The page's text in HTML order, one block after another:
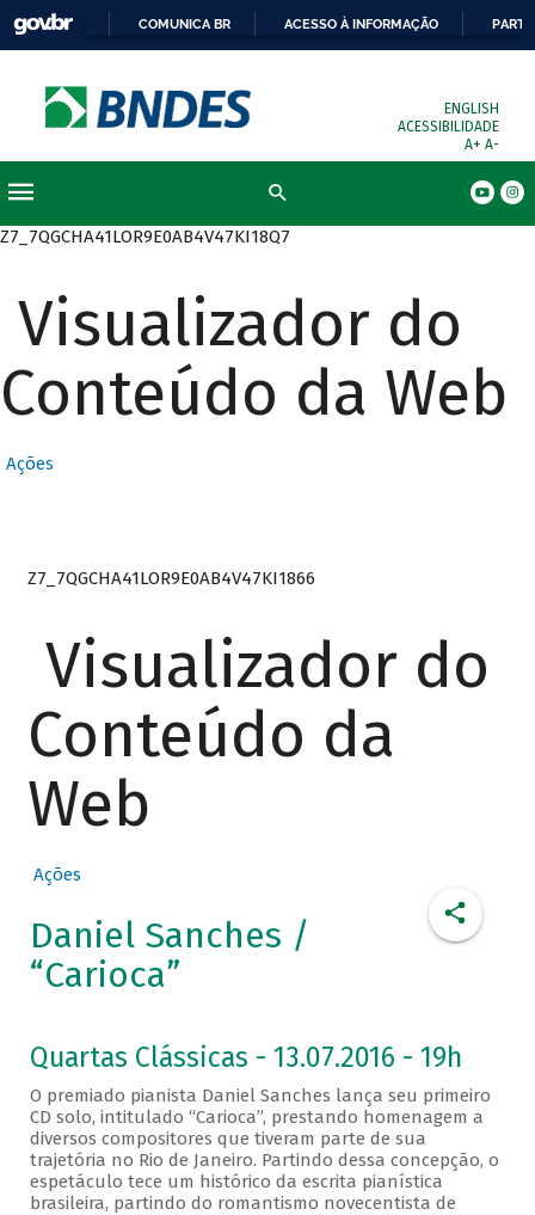
COMUNICA BR ACESSO À INFORMAÇÃO
ENGLISH
ACESSIBILIDADE
A+ A-
Z7_7QGCHA41LOR9E0AB4V47KI18Q7
Visualizador do
Conteúdo da Web
Ações
Z7_7QGCHA41LOR9E0AB4V47KI1866
Visualizador do
Conteúdo da
Web
Ações
Daniel Sanches /
“Carioca”
Quartas Clássicas - 13.07.2016 - 19h
O premiado pianista Daniel Sanches lança seu primeiro
CD solo, intitulado “Carioca”, prestando homenagem a
diversos compositores que tiveram parte de sua
trajetória no Rio de Janeiro. Partindo dessa concepção, o
espetáculo tece um histórico da escrita pianística
brasileira, partindo do romantismo novecentista de